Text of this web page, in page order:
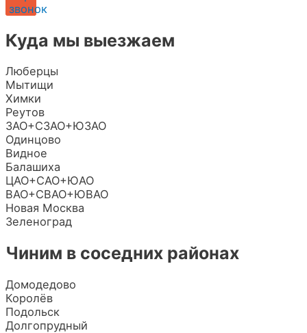
звонок
Куда мы выезжаем
Люберцы
Мытищи
Химки
Реутов
ЗАО+СЗАО+ЮЗАО
Одинцово
Видное
Балашиха
ЦАО+САО+ЮАО
ВАО+СВАО+ЮВАО
Новая Москва
Зеленоград
Чиним в соседних районах
Домодедово
Королёв
Подольск
Долгопрудный